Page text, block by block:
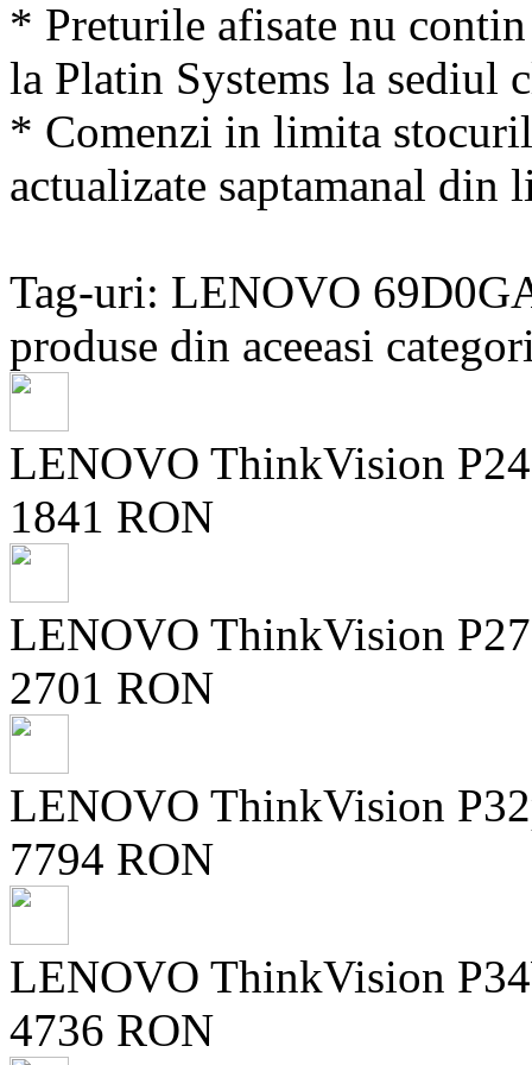
* Preturile afisate nu
la Platin Systems la sediul
* Comenzi in limita
actualizate saptamanal
Tag-uri: LENOVO
produse din aceeasi
LENOVO ThinkVision
1841 RON
LENOVO ThinkVision
2701 RON
LENOVO ThinkVision
7794 RON
LENOVO ThinkVision
4736 RON